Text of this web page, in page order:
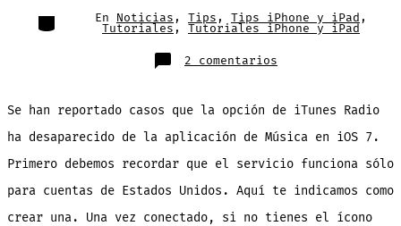
entrada
Categorías
En Noticias , Tips , Tips iPhone y iPad ,
Tutoriales , Tutoriales iPhone y iPad
2 comentarios
Tutorial
iTunes
Radio
de
nuevo
en
la
de
Música
Se han reportado casos que la opción de iTunes Radio
ha desaparecido de la aplicación de Música en iOS 7.
Primero debemos recordar que el servicio funciona sólo
para cuentas de Estados Unidos. Aquí te indicamos como
crear una. Una vez conectado, si no tienes el ícono